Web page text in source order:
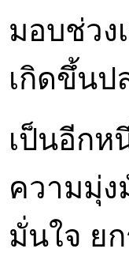
มอบช่วง
เกิดขึ้นป
เป็นอีก
ความมุ่ง
มั่นใจ ย